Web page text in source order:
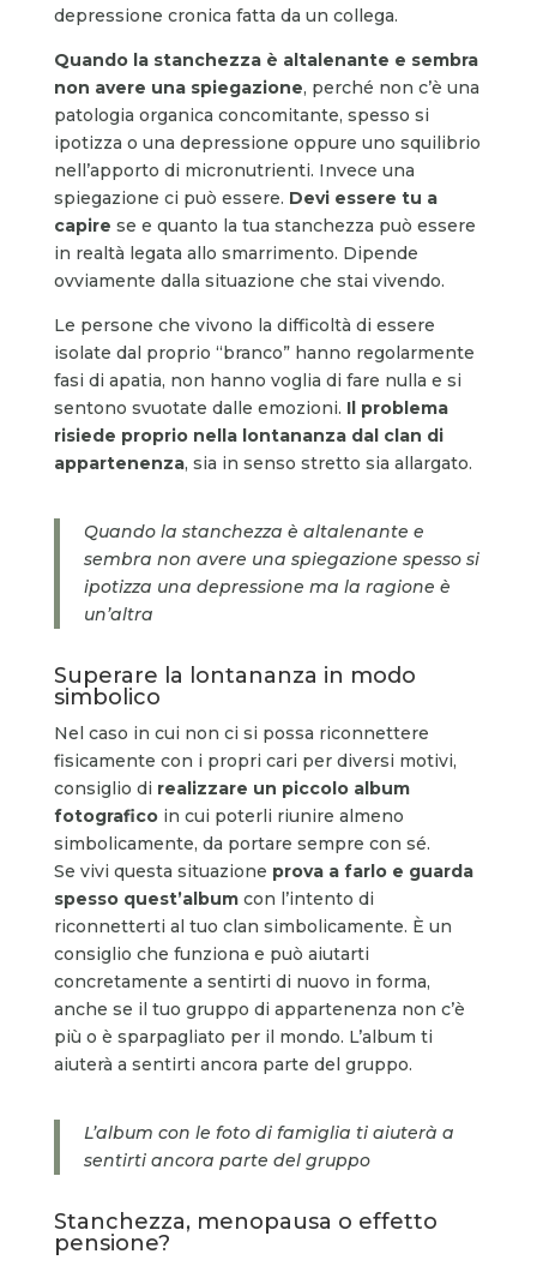
depressione cronica fatta da un collega.
Quando la stanchezza è altalenante e sembra
non avere una spiegazione, perché non c’è una
patologia organica concomitante, spesso si
ipotizza o una depressione oppure uno squilibrio
nell’apporto di micronutrienti. Invece una
spiegazione ci può essere. Devi essere tu a
capire se e quanto la tua stanchezza può essere
in realtà legata allo smarrimento. Dipende
ovviamente dalla situazione che stai vivendo.
Le persone che vivono la difficoltà di essere
isolate dal proprio “branco” hanno regolarmente
fasi di apatia, non hanno voglia di fare nulla e si
sentono svuotate dalle emozioni. Il problema
risiede proprio nella lontananza dal clan di
appartenenza, sia in senso stretto sia allargato.
Quando la stanchezza è altalenante e
sembra non avere una spiegazione spesso si
ipotizza una depressione ma la ragione è
un’altra
Superare la lontananza in modo
simbolico
Nel caso in cui non ci si possa riconnettere
fisicamente con i propri cari per diversi motivi,
consiglio di realizzare un piccolo album
fotograficoin cui poterli riunire almeno
simbolicamente, da portare sempre con sé.
Se vivi questa situazione prova a farlo e guarda
spesso quest’albumcon l’intento di
riconnetterti al tuo clan simbolicamente. È un
consiglio che funziona e può aiutarti
concretamente a sentirti di nuovo in forma,
anche se il tuo gruppo di appartenenza non c’è
più o è sparpagliato per il mondo. L’album ti
aiuterà a sentirti ancora parte del gruppo.
L’album con le foto di famiglia ti aiuterà a
sentirti ancora parte del gruppo
Stanchezza, menopausa o effetto
pensione?